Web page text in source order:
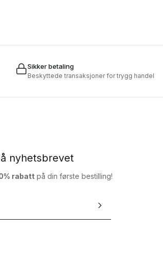
Sikker betaling
Beskyttede transaksjoner for trygg handel
nyhetsbrevet
rabattpå din første bestilling!